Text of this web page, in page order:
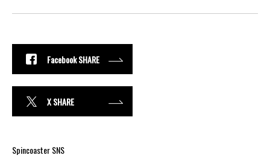
Facebook SHARE
X SHARE
Spincoaster SNS